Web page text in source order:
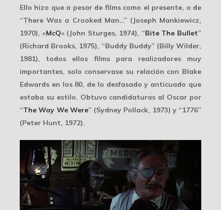
Ello hizo que a pesar de films como el presente, o de
“There Was a Crooked Man…” (Joseph Mankiewicz,
1970), «McQ» (John Sturges, 1974), “Bite The Bullet”
(Richard Brooks, 1975), “Buddy Buddy” (Billy Wilder,
1981), todos ellos films para realizadores muy
importantes, solo conservase su relación con Blake
Edwards en los 80, de lo desfasado y anticuado que
estaba su estilo. Obtuvo candidaturas al Oscar por
“The Way We Were” (Sydney Pollack, 1973) y “1776”
(Peter Hunt, 1972).